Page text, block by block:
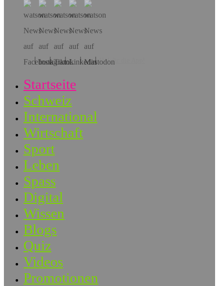
Hol dir die App!
Startseite
Schweiz
International
Wirtschaft
Sport
Leben
Spass
Digital
Wissen
Blogs
Quiz
Videos
Promotionen